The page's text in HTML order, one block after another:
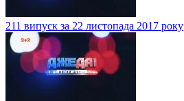
211 випуск за 22 листопада 2017 року